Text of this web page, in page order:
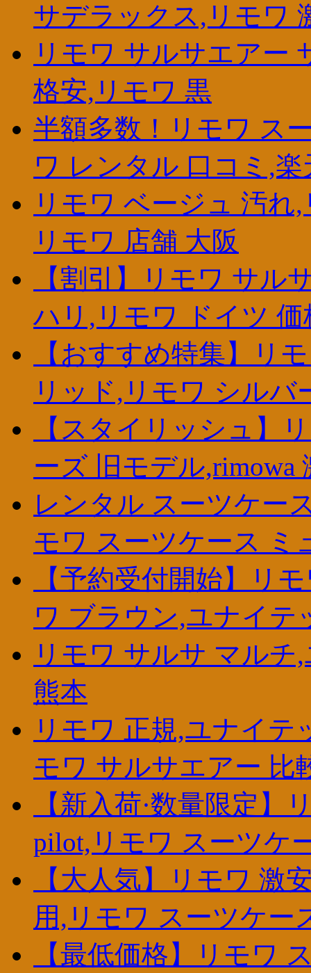
サデラックス,リモワ
リモワ サルサエアー
格安,リモワ 黒
半額多数！リモワ ス
ワ レンタル 口コミ,
リモワ ベージュ 汚れ
リモワ 店舗 大阪
【割引】リモワ サル
ハリ,リモワ ドイツ 価
【おすすめ特集】リ
リッド,リモワ シル
【スタイリッシュ】
ーズ 旧モデル,rimowa
レンタル スーツケー
モワ スーツケース ミ
【予約受付開始】リ
ワ ブラウン,ユナイテ
リモワ サルサ マル
熊本
リモワ 正規,ユナイテ
モワ サルサエアー 比
【新入荷·数量限定
pilot,リモワ スーツケ
【大人気】リモワ 激
用,リモワ スーツケー
【最低価格】リモワ